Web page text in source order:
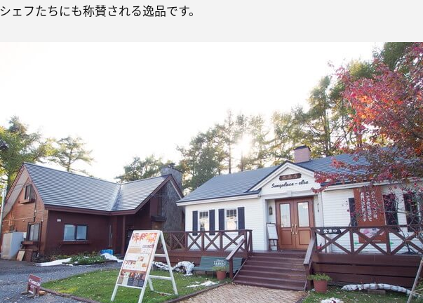
シェフたちにも称賛される逸品です。